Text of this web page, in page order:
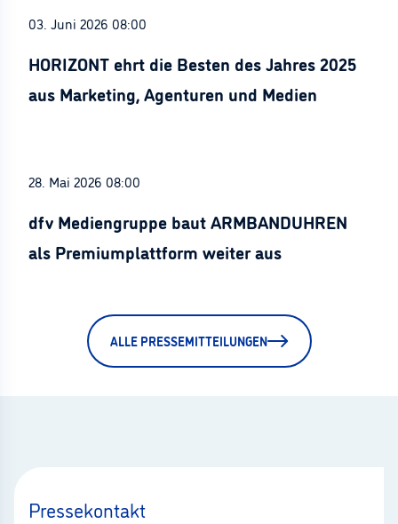
03. Juni 2026 08:00
HORIZONT ehrt die Besten des Jahres 2025
aus Marketing, Agenturen und Medien
28. Mai 2026 08:00
dfv Mediengruppe baut ARMBANDUHREN
als Premiumplattform weiter aus
ALLE PRESSEMITTEILUNGEN
Pressekontakt